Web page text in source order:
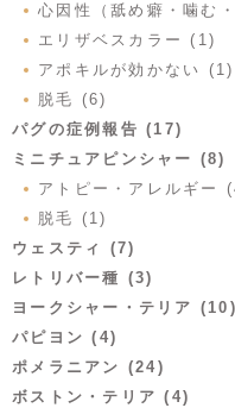
心因性（舐め癖・噛む
エリザベスカラー (1)
アポキルが効かない (1)
脱毛 (6)
パグの症例報告 (17)
ミニチュアピンシャー (8)
アトピー・アレルギー
脱毛 (1)
ウェスティ (7)
レトリバー種 (3)
ヨークシャー・テリア (10)
パピヨン (4)
ポメラニアン (24)
ボストン・テリア (4)